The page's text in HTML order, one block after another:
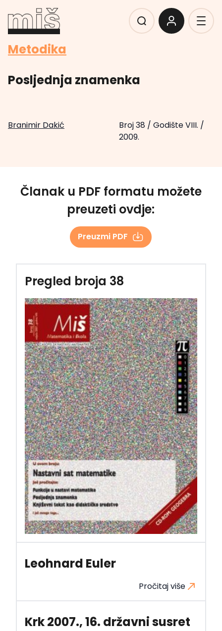
Metodika
Posljednja znamenka
Branimir Dakić Broj 38/ Godište VIII. /
2009.
Članak u PDF formatu možete
preuzeti ovdje:
Preuzmi PDF
Pregled broja 38
Leohnard Euler
Pročitaj više
Krk 2007., 16. državni susret